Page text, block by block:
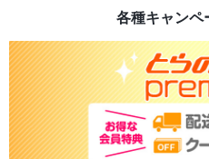
各種キャンペ